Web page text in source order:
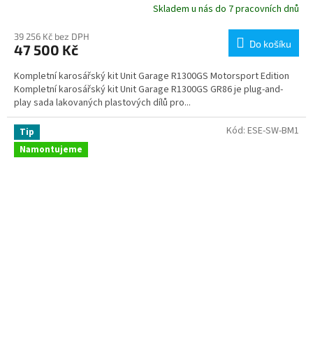
Skladem u nás do 7 pracovních dnů
39 256 Kč bez DPH
47 500 Kč Do košíku
Kompletní karosářský kit Unit Garage R1300GS Motorsport Edition
Kompletní karosářský kit Unit Garage R1300GS GR86 je plug-and-
play sada lakovaných plastových dílů pro...
Tip
Namontujeme
Kód: ESE-SW-BM1